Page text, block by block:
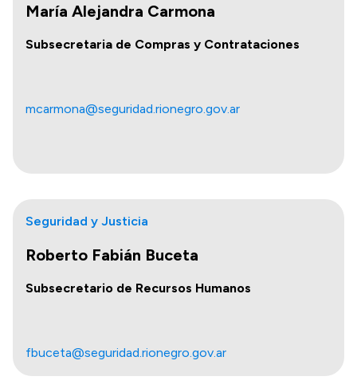
María Alejandra Carmona
Subsecretaria de Compras y Contrataciones
mcarmona@seguridad.rionegro.gov.ar
Seguridad y Justicia
Roberto Fabián Buceta
Subsecretario de Recursos Humanos
fbuceta@seguridad.rionegro.gov.ar